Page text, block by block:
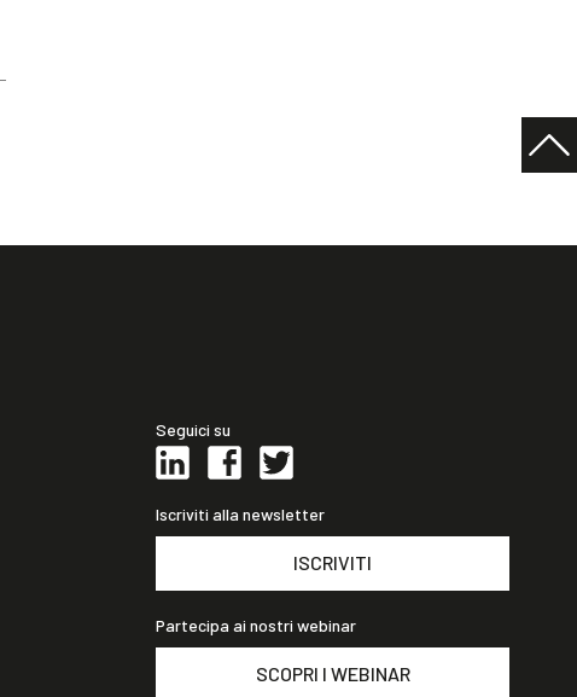
Seguici su
Iscriviti alla newsletter
ISCRIVITI
Partecipa ai nostri webinar
SCOPRI I WEBINAR